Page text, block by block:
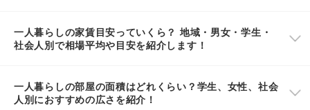
一人暮らしの家賃目安っていくら？ 地域・男女・学生・
社会人別で相場平均や目安を紹介します！
一人暮らしの部屋の面積はどれくらい？学生、女性、社会
人別におすすめの広さを紹介！